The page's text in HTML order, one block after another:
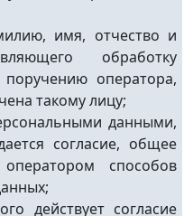
имя, отчество и
обработку
оператора,
такому лицу;
данными,
согласие, общее
способов
действует согласие